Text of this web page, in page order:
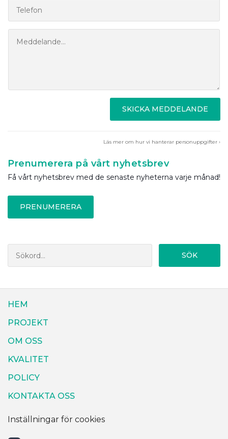
SKICKA MEDDELANDE
Läs mer om hur vi hanterar personuppgifter ›
Prenumerera på vårt nyhetsbrev
Få vårt nyhetsbrev med de senaste nyheterna varje månad!
PRENUMERERA
SÖK
HEM
PROJEKT
OM OSS
KVALITET
POLICY
KONTAKTA OSS
Inställningar för cookies